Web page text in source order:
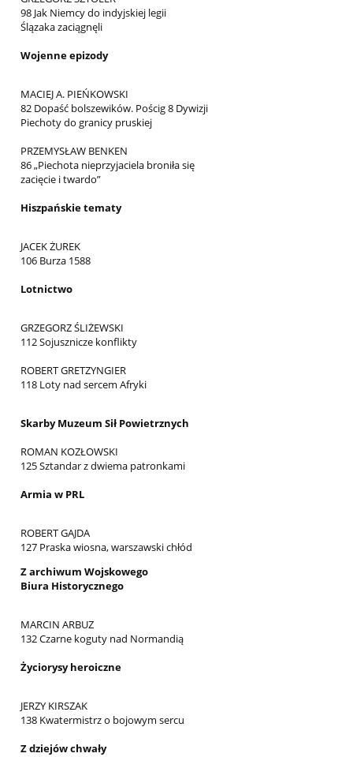
98 Jak Niemcy do indyjskiej legii
Ślązaka zaciągnęli
Wojenne epizody
MACIEJ A. PIEŃKOWSKI
82 Dopaść bolszewików. Pościg 8 Dywizji
Piechoty do granicy pruskiej
PRZEMYSŁAW BENKEN
86 „Piechota nieprzyjaciela broniła się
zacięcie i twardo”
Hiszpańskie tematy
JACEK ŻUREK
106 Burza 1588
Lotnictwo
GRZEGORZ ŚLIŻEWSKI
112 Sojusznicze konflikty
ROBERT GRETZYNGIER
118 Loty nad sercem Afryki
Skarby Muzeum Sił Powietrznych
ROMAN KOZŁOWSKI
125 Sztandar z dwiema patronkami
Armia w PRL
ROBERT GAJDA
127 Praska wiosna, warszawski chłód
Z archiwum Wojskowego
Biura Historycznego
MARCIN ARBUZ
132 Czarne koguty nad Normandią
Życiorysy heroiczne
JERZY KIRSZAK
138 Kwatermistrz o bojowym sercu
Z dziejów chwały